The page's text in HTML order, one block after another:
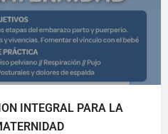
INTEGRAL PARA LA